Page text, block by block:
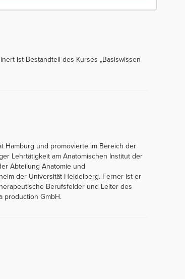
ist Bestandteil des Kurses „Basiswissen
Hamburg und promovierte im Bereich der
Lehrtätigkeit am Anatomischen Institut der
Abteilung Anatomie und
der Universität Heidelberg. Ferner ist er
Berufsfelder und Leiter des
production GmbH.